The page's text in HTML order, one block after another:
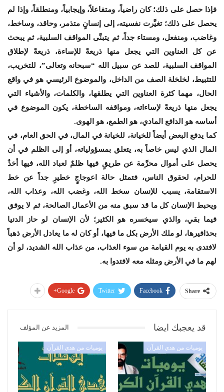
فإذا حصل على ذلك؛ كان راضياً، ومتفاعلاً، وإيجابياً، ومنطلقاً، وإذا لم
يحصل على ذلك؛ تغيَّرت نفسيته، إلى إنسانٍ متذمر، وحاقد، وساخط،
وغاضب، ومنفعل، ومستاء جداً، ثم يتبنَّى المواقف السلبية، ثم يبحث
عن كل العناوين التي يجعل منها ذريعةً للإساءة، ذريعةً لإطلاق
المواقف السلبية، للصد عن سبيل الله “سبحانه وتعالى”، للتخريب،
للتثبيط، لخلخلة الصف من الداخل، والموضوع الرئيسي هو في واقع
الحال، مهما كثرة العناوين التي يطلقها، والكلمات، والأشياء التي
يجعل منها ذريعةً لإساءاته، ومواقفه الساخطة، يكون الموضوع في
أساسه هو الدافع المادي، هو الطمع، هو الهوى.
كما يدفع البعض أيضاً للخيانة، للخيانة في المال، في الحق العام، في
المال الذي ليس خاصاً به، يتعلق بمسؤولياته، أو إلى الظلم في أن
يحصل على أموال محرَّمة عن طريقٍ فيها ظلمٌ لعباد الله، فيها أخذٌ
للحرام، لحقوق الناس، فتمثل حالة اعوجاجٍ خطيرٍ جداً عن خط
الاستقامة، يسبب للإنسان سخط الله، وغضب الله، وعذاب الله،
ويحبط الإنسان كل ما قد سبق منه من الأعمال الصالحة، ثم لا يوفق
فيما بقي، والذي سيخسره هو الكثير؛ لأن الإنسان لو حاز الدنيا
بحذافيرها، لو ملك الأرض بكل ما فيها، أو كان له ما يعادل الأرض ذهباً
لافتدى به يوم القيامة من سوء العذاب، من عذاب الله الشديد، لو أن
لهم ما في الأرض ومثله معه لافتدوا به.
Share
Facebook
Twitter
Google+
قد يعجبك ايضا المزيد عن المؤلف
يوميات من هدي القرآن يوميات من هدي القرآن